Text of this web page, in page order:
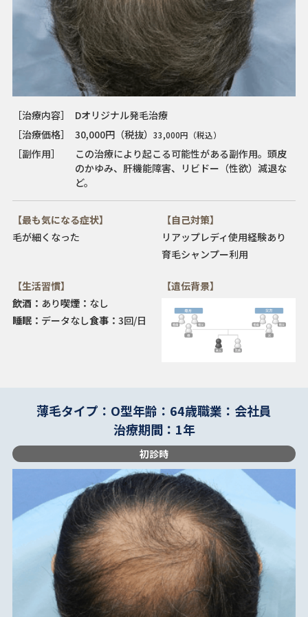
［治療内容］
Dオリジナル発毛治療
［治療価格］
30,000円（税抜） 33,000円（税込）
［副作用］
この治療により起こる可能性がある副作用。頭皮
のかゆみ、肝機能障害、リビドー（性欲）減退な
ど。
【最も気になる症状】
毛が細くなった
【自己対策】
リアップレディ使用経験あり
育毛シャンプー利用
【生活習慣】
飲酒： あり喫煙： なし
睡眠： データなし食事： 3回/日
【遺伝背景】
薄毛タイプ：O型年齢：64歳職業：会社員
治療期間：1年
初診時